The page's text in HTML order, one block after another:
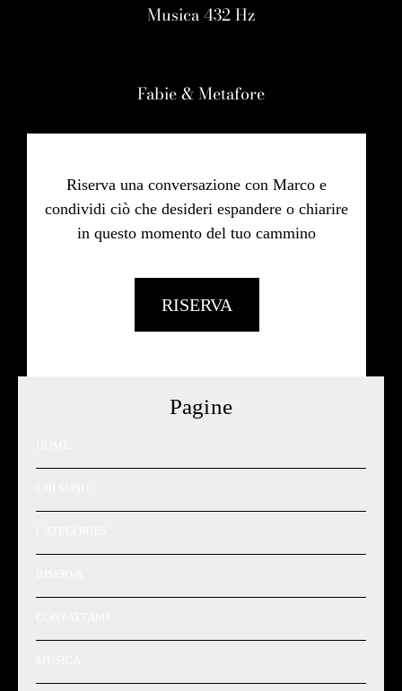
Musica 432 Hz
Fabie & Metafore
Riserva una conversazione con Marco e
condividi ciò che desideri espandere o chiarire
in questo momento del tuo cammino
RISERVA
Pagine